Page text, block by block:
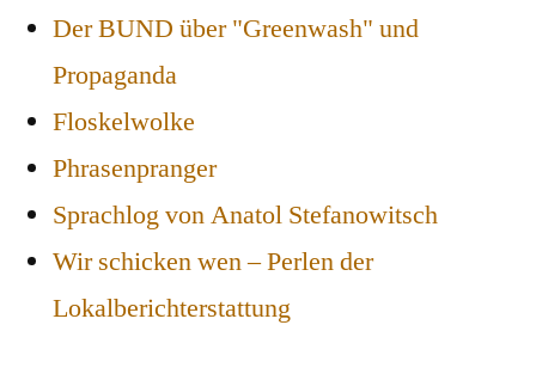
Der BUND über "Greenwash" und
Propaganda
Floskelwolke
Phrasenpranger
Sprachlog von Anatol Stefanowitsch
Wir schicken wen – Perlen der
Lokalberichterstattung